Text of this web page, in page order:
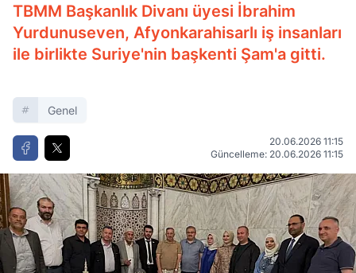
TBMM Başkanlık Divanı üyesi İbrahim
Yurdunuseven, Afyonkarahisarlı iş insanları
ile birlikte Suriye'nin başkenti Şam'a gitti.
Genel
20.06.2026 11:15
Güncelleme: 20.06.2026 11:15